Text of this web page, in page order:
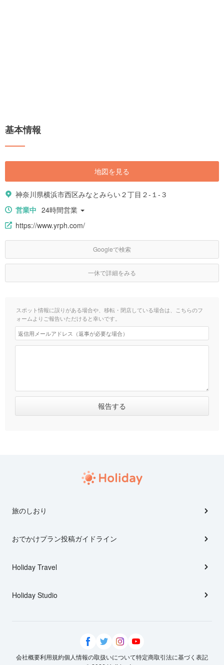
基本情報
地図を見る
神奈川県横浜市西区みなとみらい２丁目２-１-３
営業中 24時間営業
https://www.yrph.com/
Googleで検索
一休で詳細をみる
スポット情報に誤りがある場合や、移転・閉店している場合は、こちらのフ
ォームよりご報告いただけると幸いです。
旅のしおり
おでかけプラン投稿ガイドライン
Holiday Travel
Holiday Studio
会社概要利用規約個人情報の取扱いについて特定商取引法に基づく表記